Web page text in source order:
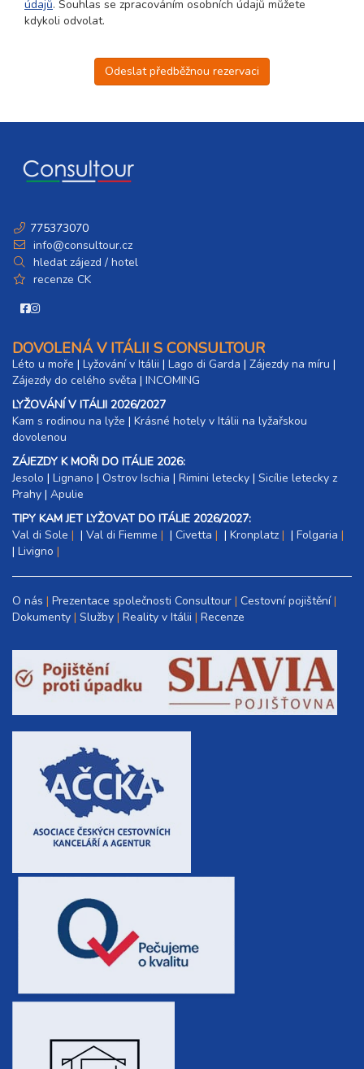
údajů. Souhlas se zpracováním osobních údajů můžete
kdykoli odvolat.
Odeslat předběžnou rezervaci
775373070
info@consultour.cz
hledat zájezd / hotel
recenze CK
DOVOLENÁ V ITÁLII S CONSULTOUR
Léto u moře | Lyžování v Itálii | Lago di Garda | Zájezdy na míru |
Zájezdy do celého světa | INCOMING
LYŽOVÁNÍ V ITÁLII 2026/2027
Kam s rodinou na lyže |​ Krásné hotely v Itálii na lyžařskou
dovolenou
ZÁJEZDY K MOŘI DO ITÁLIE 2026:
Jesolo | Lignano | Ostrov Ischia | Rimini letecky | Sicílie letecky z
Prahy | Apulie
TIPY KAM JET LYŽOVAT DO ITÁLIE 2026/2027:
Val di Sole
| Val di Fiemme | Civetta | Kronplatz | Folgaria
| Livigno
O nás Prezentace společnosti Consultour Cestovní pojištění
Dokumenty Služby Reality v Itálii Recenze